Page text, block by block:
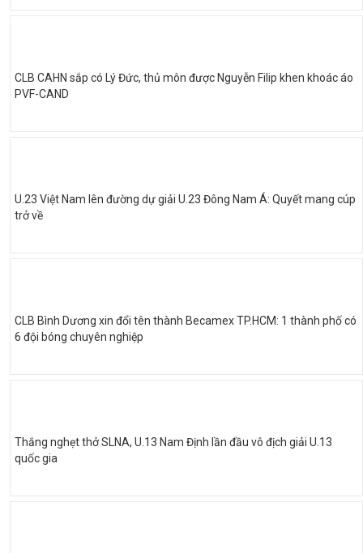
CLB CAHN sắp có Lý Đức, thủ môn được Nguyễn Filip khen khoác áo
PVF-CAND
U.23 Việt Nam lên đường dự giải U.23 Đông Nam Á: Quyết mang cúp
trở về
CLB Bình Dương xin đổi tên thành Becamex TP.HCM: 1 thành phố có
6 đội bóng chuyên nghiệp
Thắng nghẹt thở SLNA, U.13 Nam Định lần đầu vô địch giải U.13
quốc gia